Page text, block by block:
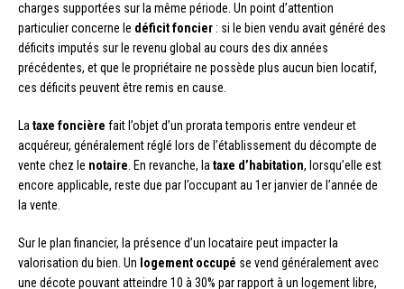
charges supportées sur la même période. Un point d’attention
particulier concerne le déficit foncier : si le bien vendu avait généré des
déficits imputés sur le revenu global au cours des dix années
précédentes, et que le propriétaire ne possède plus aucun bien locatif,
ces déficits peuvent être remis en cause.
La taxe foncière fait l’objet d’un prorata temporis entre vendeur et
acquéreur, généralement réglé lors de l’établissement du décompte de
vente chez le notaire . En revanche, la taxe d’habitation, lorsqu’elle est
encore applicable, reste due par l’occupant au 1er janvier de l’année de
la vente.
Sur le plan financier, la présence d’un locataire peut impacter la
valorisation du bien. Un logement occupé se vend généralement avec
une décote pouvant atteindre 10 à 30% par rapport à un logement libre,